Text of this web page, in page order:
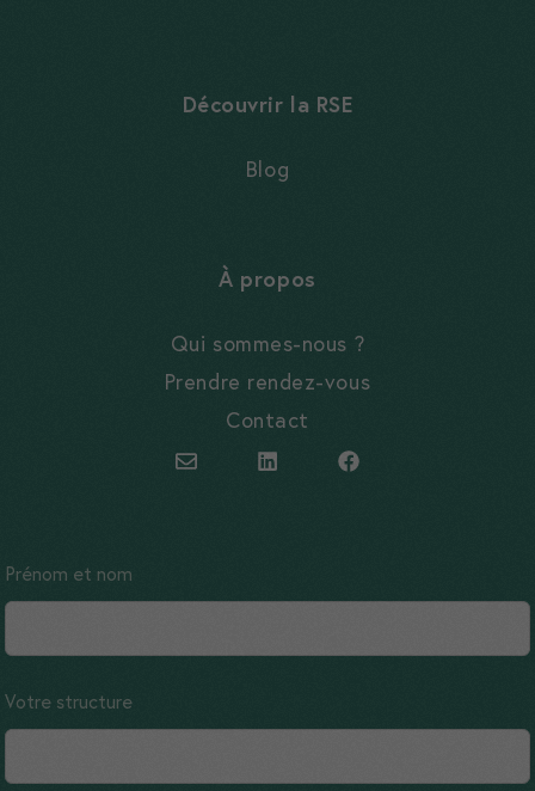
Découvrir la RSE
Blog
À propos
Qui sommes-nous ?
Prendre rendez-vous
Contact
Leave
this
blank
Prénom et nom
Votre structure